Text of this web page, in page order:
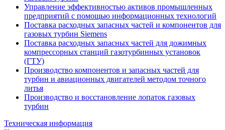
Управление эффективностью активов промышленных
предприятий с помощью информационных технологий
Поставка расходных запасных частей и компонентов для
газовых турбин Siemens
Поставка расходных запасных частей для дожимных
компрессорных станций газотурбинных установок
(ГТУ)
Производство компонентов и запасных частей для
турбин и авиационных двигателей методом точного
литья
Производство и восстановление лопаток газовых
турбин
Техническая информация